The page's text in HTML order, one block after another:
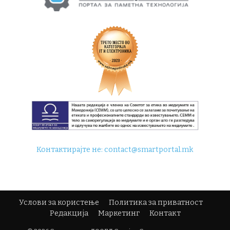
Контактирајте не:contact@smartportal.mk
Услови за користење
Политика за приватност
Редакција
Маркетинг Контакт